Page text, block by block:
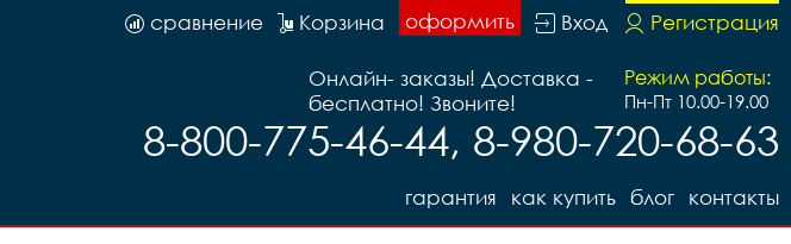
Регистрация
Вход
оформить
Корзина
сравнение
Режим работы:
Пн-Пт 10.00-19.00
Онлайн- заказы! Доставка -
бесплатно! Звоните!
8-800-775-46-44, 8-980-720-68-63
контакты
блог
как купить
гарантия